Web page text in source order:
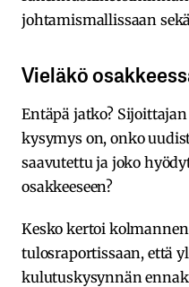
johtamismallissaan
Vieläkö
Entäpä jatko?
kysymys on, onko
saavutettu ja joko
osakkeeseen?
Kesko kertoi
tulosraportissaan, että
kulutuskysynnän